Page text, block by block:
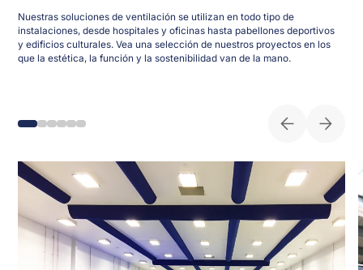
Nuestras soluciones de ventilación se utilizan en todo tipo de
instalaciones, desde hospitales y oficinas hasta pabellones deportivos
y edificios culturales. Vea una selección de nuestros proyectos en los
que la estética, la función y la sostenibilidad van de la mano.